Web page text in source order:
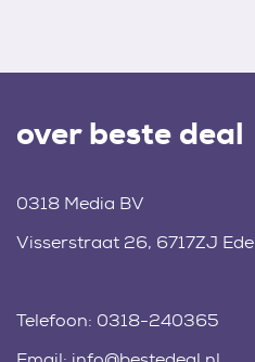
over beste deal
0318 Media BV
Visserstraat 26, 6717ZJ Ede
Telefoon: 0318-240365